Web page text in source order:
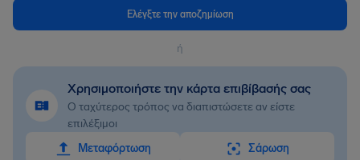
Ελέγξτε την αποζημίωση
ή
Χρησιμοποιήστε την κάρτα επιβίβασής σας
Ο ταχύτερος τρόπος να διαπιστώσετε αν είστε
επιλέξιμοι
Mεταφόρτωση
Σάρωση